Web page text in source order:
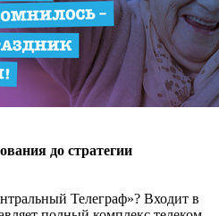
до стратегии
Телеграф»? Входит в